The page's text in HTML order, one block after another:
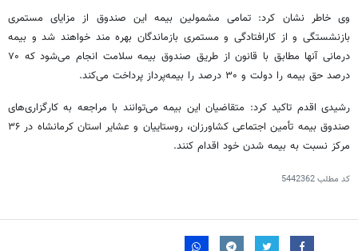
وی خاطر نشان کرد: تمامی مشمولین بیمه این صندوق از مزایای مستمری
بازنشستگی و از کارافتادگی و مستمری بازماندگان بهره مند خواهند شد و بیمه
درمانی آنها مطابق با قانون از طریق صندوق بیمه سلامت انجام می‌شود که ۷۰
درصد حق بیمه را دولت و ۳۰ درصد را
بیمه‌پرداز پرداخت می‌کند.
رشیدی اقدم تاکید کرد: متقاضیان این بیمه می‌توانند با مراجعه به کارگزاری‌های
صندوق بیمه تأمین اجتماعی کشاورزان، روستاییان و عشایر استان کرمانشاه در ۳۶
مرکز نسبت به بیمه شدن خود اقدام کنند.
کد مطلب5442362